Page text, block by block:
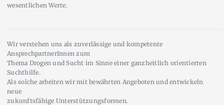
wesentlichen Werte.
Wir verstehen uns als zuverlässige und kompetente
AnsprechpartnerInnen zum
Thema Drogen und Sucht im Sinne einer ganzheitlich orientierten
Suchthilfe.
Als solche arbeiten wir mit bewährten Angeboten und entwickeln
neue
zukunftsfähige Unterstützungsformen.